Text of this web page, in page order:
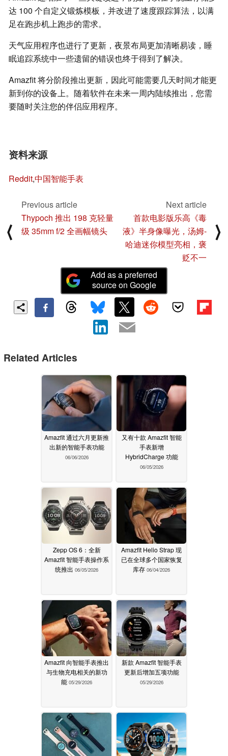
达 100 个自定义锻炼模板，并改进了速度跟踪算法，以满
足在跑步机上跑步的需求。
天气应用程序也进行了更新，夜景布局更加清晰易读，睡
眠追踪系统中一些遗留的错误也终于得到了解决。
Amazfit 将分阶段推出更新，因此可能需要几天时间才能更
新到你的设备上。随着软件在未来一周内陆续推出，您需
要随时关注您的伴侣应用程序。
资料来源
Reddit,中国智能手表
⟨
Previous article
Thypoch 推出 198 克轻量
级 35mm f/2 全画幅镜头
Next article
首款电影版乐高《毒
液》半身像曝光，汤姆-
哈迪迷你模型亮相，褒
贬不一
⟩
Add as a preferred
source on Google
Related Articles
Amazfit 通过六月更新推
出新的智能手表功能
06/06/2026
又有十款 Amazfit 智能
手表新增
HybridCharge 功能
06/05/2026
Zepp OS 6：全新
Amazfit 智能手表操作系
统推出 06/05/2026
Amazfit Helio Strap 现
已在全球多个国家恢复
库存 06/04/2026
Amazfit 向智能手表推出
与生物充电相关的新功
能 05/29/2026
新款 Amazfit 智能手表
更新后增加五项功能
05/29/2026